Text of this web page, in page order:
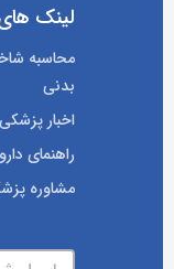
لینک
محاسبه
بدنی
اخبار پزشکی
راهنمای
مشاوره